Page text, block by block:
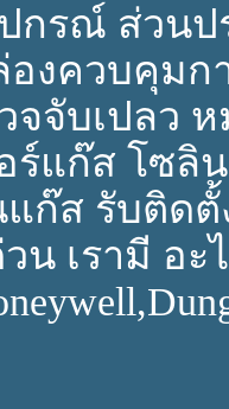
กรณ์ ส่วนป
องควบคุมก
จับเปลว
ร์แก๊ส โซลิ
ก๊ส รับติด
น เรามี อ